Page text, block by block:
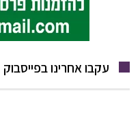
עקבו אחרינו בפייסבוק